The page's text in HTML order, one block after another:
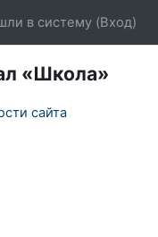
поисковой строки
в систему (Вход)
«Школа»
сайта